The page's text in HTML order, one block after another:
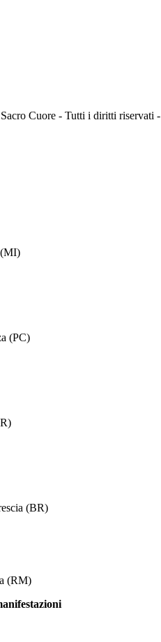
Cuore - Tutti i diritti riservati -
(PC)
(BR)
(RM)